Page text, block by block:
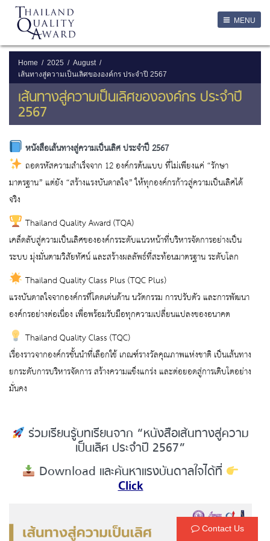
MENU
Home 2025
August
เส้นทางสู่ความเป็นเลิศขององค์กร ประจำปี 2567
เส้นทางสู่ความเป็นเลิศขององค์กร ประจำปี
2567
หนังสือเส้นทางสู่ความเป็นเลิศ ประจำปี 2567
ถอดรหัสความสำเร็จจาก 12 องค์กรต้นแบบ ที่ไม่เพียงแค่ “รักษา
มาตรฐาน” แต่ยัง “สร้างแรงบันดาลใจ” ให้ทุกองค์กรก้าวสู่ความเป็นเลิศได้
จริง
Thailand Quality Award (TQA)
เคล็ดลับสู่ความเป็นเลิศขององค์กรระดับแนวหน้าที่บริหารจัดการอย่างเป็น
ระบบ มุ่งมั่นตามวิสัยทัศน์ และสร้างผลลัพธ์ที่สะท้อนมาตรฐาน ระดับโลก
Thailand Quality Class Plus (TQC Plus)
แรงบันดาลใจจากองค์กรที่โดดเด่นด้าน นวัตกรรม การปรับตัว และการพัฒนา
องค์กรอย่างต่อเนื่อง เพื่อพร้อมรับมือทุกความเปลี่ยนแปลงของอนาคต
Thailand Quality Class (TQC)
เรื่องราวจากองค์กรชั้นนำที่เลือกใช้ เกณฑ์รางวัลคุณภาพแห่งชาติ เป็นเส้นทาง
ยกระดับการบริหารจัดการ สร้างความแข็งแกร่ง และต่อยอดสู่การเติบโตอย่าง
มั่นคง
ร่วมเรียนรู้บทเรียนจาก “หนังสือเส้นทางสู่ความ
เป็นเลิศ ประจำปี 2567”
Download และค้นหาแรงบันดาลใจได้ที่
Click
Contact Us
Username
Password
ลืมรหัสผ่าน